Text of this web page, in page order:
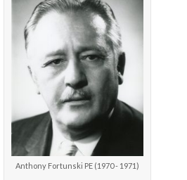
Anthony Fortunski PE (1970 - 1971)